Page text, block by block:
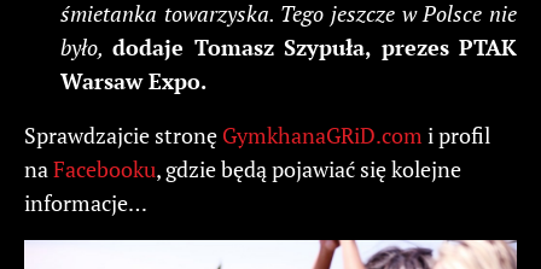
śmietanka towarzyska. Tego jeszcze w Polsce nie
było, dodaje Tomasz Szypuła, prezes PTAK
Warsaw Expo.
Sprawdzajcie stronę GymkhanaGRiD.com i profil
naFacebooku, gdzie będą pojawiać się kolejne
informacje…